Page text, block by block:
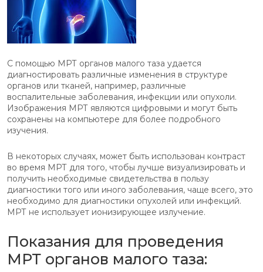
С помощью МРТ органов малого таза удается
диагностировать различные изменения в структуре
органов или тканей, например, различные
воспалительные заболевания, инфекции или опухоли.
Изображения МРТ являются цифровыми и могут быть
сохранены на компьютере для более подробного
изучения.
В некоторых случаях, может быть использован контраст
во время МРТ для того, чтобы лучше визуализировать и
получить необходимые свидетельства в пользу
диагностики того или иного заболевания, чаще всего, это
необходимо для диагностики опухолей или инфекций.
МРТ не использует ионизирующее излучение.
Показания для проведения
МРТ органов малого таза: